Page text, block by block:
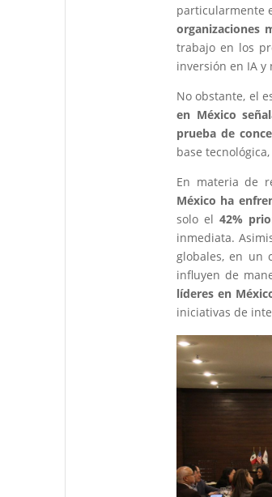
particularmente
organizaciones
trabajo en los
inversión en IA
No obstante, el
en México
prueba de
base
En materia de
México ha
solo el42%
inmediata.
globales, en un
influyen de
líderes en
iniciativas de